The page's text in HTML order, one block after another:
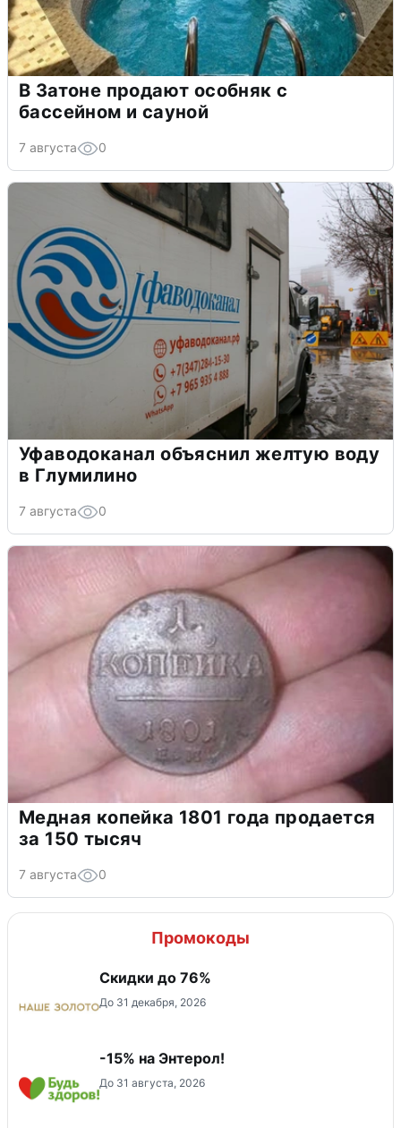
В Затоне продают особняк с
бассейном и сауной
7 августа 0
Уфаводоканал объяснил желтую воду
в Глумилино
7 августа 0
Медная копейка 1801 года продается
за 150 тысяч
7 августа 0
Промокоды
Скидки до 76%
До 31 декабря, 2026
-15% на Энтерол!
До 31 августа, 2026